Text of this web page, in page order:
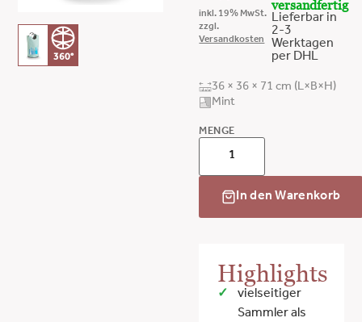
360°
inkl. 19% MwSt.
zzgl.
Versandkosten
versandfertig
Lieferbar in
2-3
Werktagen
per DHL
36 × 36 × 71 cm (L×B×H)
Mint
MENGE
In den Warenkorb
Highlights
vielseitiger
Sammler als